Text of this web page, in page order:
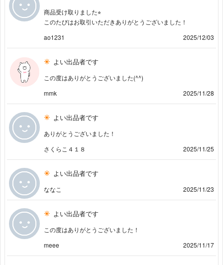
商品受け取りました⭐︎
このたびはお取引いただきありがとうございました！
ao1231
2025/12/03
よい出品者です
この度はありがとうございました(^^)
mmk
2025/11/28
よい出品者です
ありがとうございました！
さくらこ４１８
2025/11/25
よい出品者です
ななこ 2025/11/23
よい出品者です
この度はありがとうございました！
meee
2025/11/17